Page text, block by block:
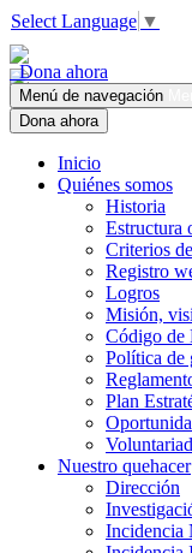
Select Language ▼
Dona ahora
Menú de navegación
Dona ahora
Inicio
Quiénes somos
Historia
Estructura
Criterios
Registro
Logros
Misión,
Código de
Política de
Plan
Nuestro quehacer
Dirección
Incidencia